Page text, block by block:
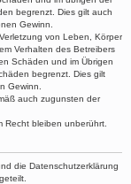
begrenzt. Dies gilt auch
Gewinn.
von Leben, Körper
Verhalten des Betreibers
Schäden und im Übrigen
begrenzt. Dies gilt
Gewinn.
auch zugunsten der
Recht bleiben unberührt.
die Datenschutzerklärung